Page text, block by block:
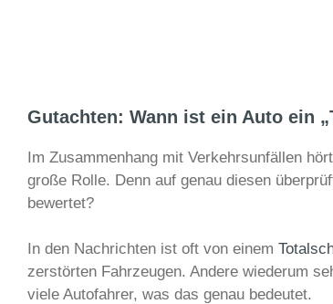
Gutachten: Wann ist ein Auto ein
Im Zusammenhang mit Verkehrsunfällen
große Rolle. Denn auf genau diesen
bewertet?
In den Nachrichten ist oft von einem
zerstörten Fahrzeugen. Andere wiederum
viele Autofahrer, was das genau bedeutet.